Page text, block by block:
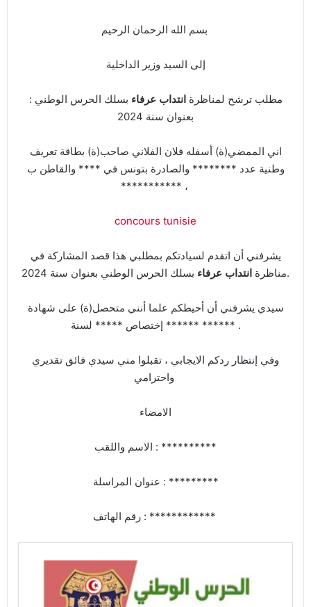
إلى السيد وزير الداخلية
: مطلب ترشح لمناظرةانتداب عرفاء بسلك الحرس الوطني
بعنوان سنة 2024
اني الممضي(ة) أسفله فلان الفلاني صاحب(ة) بطاقة تعريف
وطنية عدد ******** والصادرة بتونس في **** والقاطن ب
*********** ،
concours tunisie
يشرفني أن اتقدم لسيادتكم بمطلبي هذا قصد المشاركة في
مناظرة انتداب عرفاء بسلك الحرس الوطني بعنوان سنة 2024.
سيدي يشرفني أن أحيطكم علما أنني متحصل(ة) على شهادة
****** إختصاص ***** لسنة ****** .
وفي إنتظار ردكم الايجابي ، تقبلوا مني سيدي فائق تقديري
الامضاء
الاسم واللقب : **********
عنوان المراسلة : *********
رقم الهاتف : ************